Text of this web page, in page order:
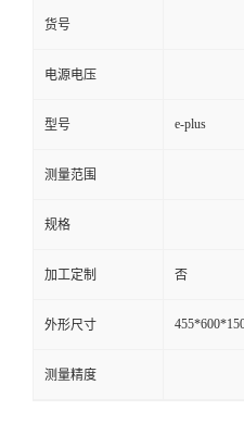
货号
电源电压
型号 e-plus
测量范围
规格
加工定制 否
外形尺寸
测量精度